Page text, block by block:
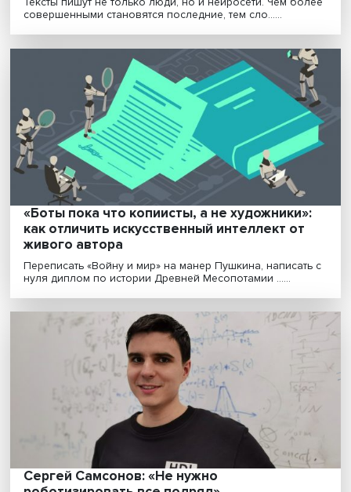
Анастасия Углева: этика применения
искусственного интеллекта в медицине
как не навредить пациентам
Технологии искусственного интеллекта привносят
возможности в медицину. Однако их практическ......
Как нейросети работают и помогают нам
учиться
«Матрица», «Бегущий по лезвию» и другие
фантастические фильмы создали в обществе
представление об......